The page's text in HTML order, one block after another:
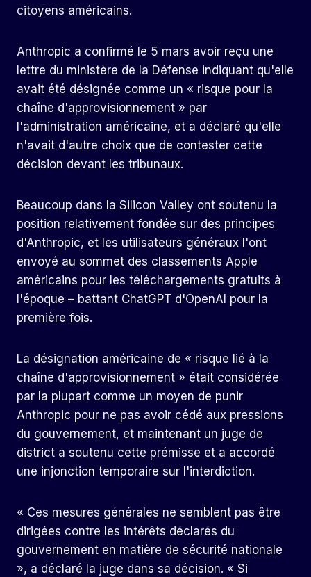
citoyens américains.
Anthropic a confirmé le 5 mars avoir reçu une
lettre du ministère de la Défense indiquant qu'elle
avait été désignée comme un « risque pour la
chaîne d'approvisionnement » par
l'administration américaine, et a déclaré qu'elle
n'avait d'autre choix que de contester cette
décision devant les tribunaux.
Beaucoup dans la Silicon Valley ont soutenu la
position relativement fondée sur des principes
d'Anthropic, et les utilisateurs généraux l'ont
envoyé au sommet des classements Apple
américains pour les téléchargements gratuits à
l'époque – battant ChatGPT d'OpenAI pour la
première fois.
La désignation américaine de « risque lié à la
chaîne d'approvisionnement » était considérée
par la plupart comme un moyen de punir
Anthropic pour ne pas avoir cédé aux pressions
du gouvernement, et maintenant un juge de
district a soutenu cette prémisse et a accordé
une injonction temporaire sur l'interdiction.
« Ces mesures générales ne semblent pas être
dirigées contre les intérêts déclarés du
gouvernement en matière de sécurité nationale
», a déclaré la juge dans sa décision. « Si